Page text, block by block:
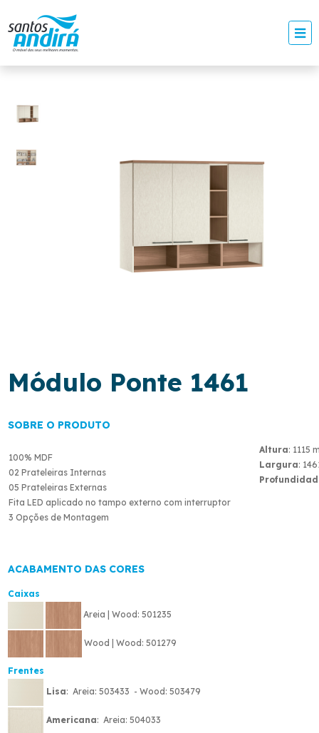
Módulo Ponte 1461
SOBRE O PRODUTO
100% MDF
02 Prateleiras Internas
05 Prateleiras Externas
Fita LED aplicado no tampo externo com interruptor
3 Opções de Montagem
Altura: 1115
Largura:
ACABAMENTO DAS CORES
Caixas
Areia | Wood: 501235
Wood | Wood: 501279
Frentes
Lisa: Areia: 503433 - Wood: 503479
Americana: Areia: 504033